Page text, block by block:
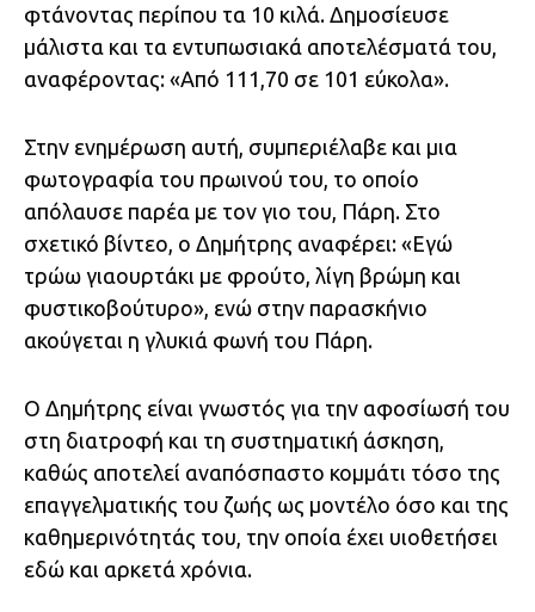
φτάνοντας περίπου τα 10 κιλά. Δημοσίευσε
μάλιστα και τα εντυπωσιακά αποτελέσματά του,
αναφέροντας: «Από 111,70 σε 101 εύκολα».
Στην ενημέρωση αυτή, συμπεριέλαβε και μια
φωτογραφία του πρωινού του, το οποίο
απόλαυσε παρέα με τον γιο του, Πάρη. Στο
σχετικό βίντεο, ο Δημήτρης αναφέρει: «Εγώ
τρώω γιαουρτάκι με φρούτο, λίγη βρώμη και
φυστικοβούτυρο», ενώ στην παρασκήνιο
ακούγεται η γλυκιά φωνή του Πάρη.
Ο Δημήτρης είναι γνωστός για την αφοσίωσή του
στη διατροφή και τη συστηματική άσκηση,
καθώς αποτελεί αναπόσπαστο κομμάτι τόσο της
επαγγελματικής του ζωής ως μοντέλο όσο και της
καθημερινότητάς του, την οποία έχει υιοθετήσει
εδώ και αρκετά χρόνια.